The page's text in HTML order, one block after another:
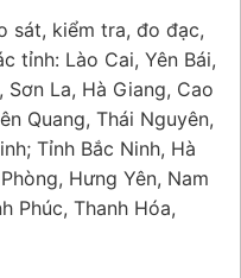
sát, kiểm tra, đo đạc,
tỉnh: Lào Cai, Yên Bái,
Sơn La, Hà Giang, Cao
Quang, Thái Nguyên,
Tỉnh Bắc Ninh, Hà
Hưng Yên, Nam
Phúc, Thanh Hóa,